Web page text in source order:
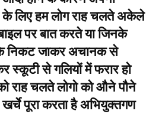
लिए हम लोग राह चलते अकेले
पर बात करते या जिनके
के निकट जाकर अचानक से
स्कूटी से गलियों में फरार हो
राह चलते लोगो को औने पौने
पूरा करता है अभियुक्तगण